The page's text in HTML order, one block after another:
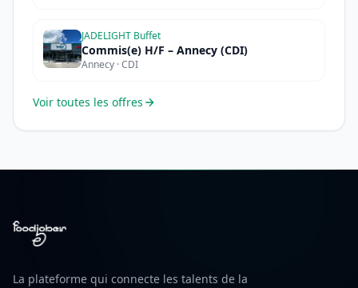
JADELIGHT Buffet
Commis(e) H/F – Annecy (CDI)
Annecy · CDI
Voir toutes les offres
La plateforme qui connecte les talents de la